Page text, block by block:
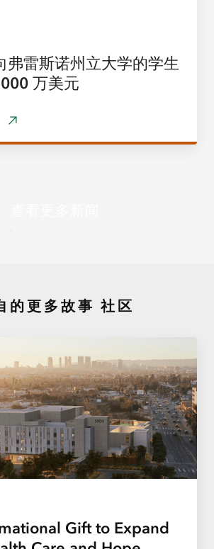
弗雷斯诺州立大学的学生
万美元
的更多故事 社区
Gift to Expand